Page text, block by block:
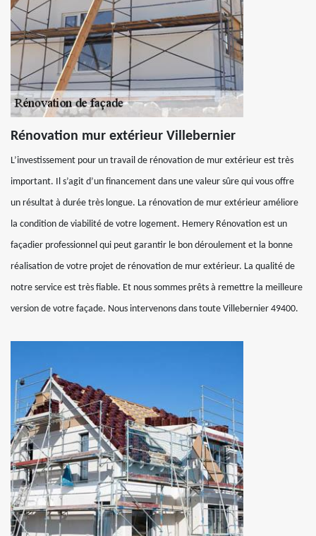
Rénovation mur extérieur Villebernier
L’investissement pour un travail de rénovation de mur extérieur est très
important. Il s’agit d’un financement dans une valeur sûre qui vous offre
un résultat à durée très longue. La rénovation de mur extérieur améliore
la condition de viabilité de votre logement. Hemery Rénovation est un
façadier professionnel qui peut garantir le bon déroulement et la bonne
réalisation de votre projet de rénovation de mur extérieur. La qualité de
notre service est très fiable. Et nous sommes prêts à remettre la meilleure
version de votre façade. Nous intervenons dans toute Villebernier 49400.